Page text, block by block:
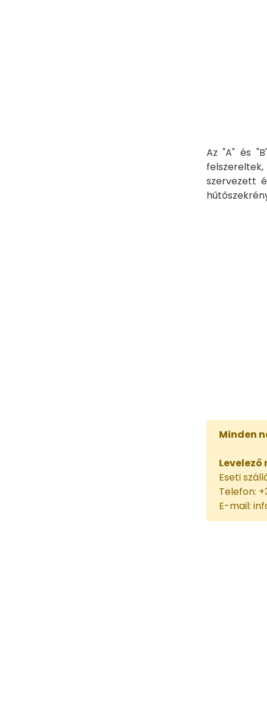
Az "A" és
szervezett
Minden
Eseti
Telefon:
E-mail: